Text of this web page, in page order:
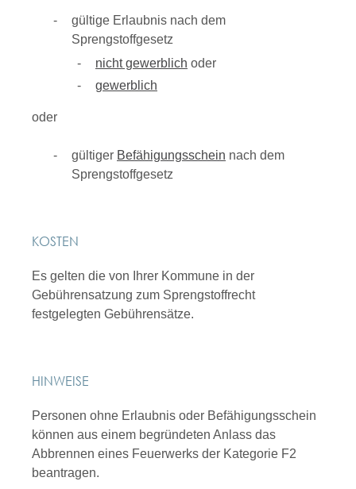
gültige Erlaubnis nach dem
Sprengstoffgesetz
nicht gewerblich oder
gewerblich
oder
gültiger Befähigungsschein nach dem
Sprengstoffgesetz
KOSTEN
Es gelten die von Ihrer Kommune in der
Gebührensatzung zum Sprengstoffrecht
festgelegten Gebührensätze.
HINWEISE
Personen ohne Erlaubnis oder Befähigungsschein
können aus einem begründeten Anlass das
Abbrennen eines Feuerwerks der Kategorie F2
beantragen.